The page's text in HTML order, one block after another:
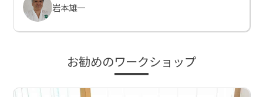
岩本雄一
お勧めのワークショップ